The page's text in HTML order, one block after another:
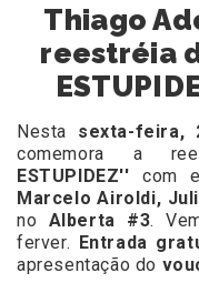
Thiago
reestréia
Nesta sexta-feira,
comemora a
ESTUPIDEZ''com
Marcelo Airoldi,
no Alberta #3.
ferver.
Entrada
apresentação do